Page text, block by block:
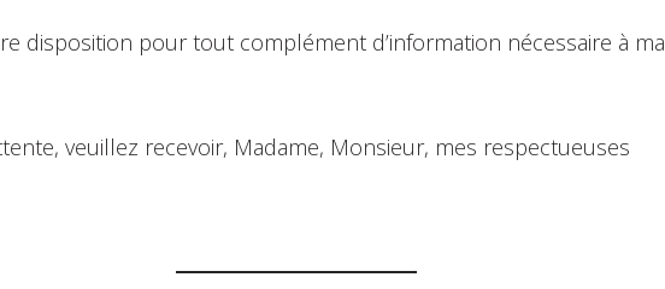
disposition pour tout complément d’information nécessaire à ma
veuillez recevoir, Madame, Monsieur, mes respectueuses